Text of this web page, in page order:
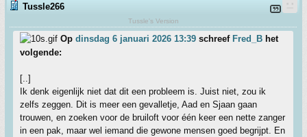
Tussle266
Tussle's Version
Op dinsdag 6 januari 2026 13:39 schreef Fred_B het
volgende:
[..]
Ik denk eigenlijk niet dat dit een probleem is. Juist niet, zou ik
zelfs zeggen. Dit is meer een gevalletje, Aad en Sjaan gaan
trouwen, en zoeken voor de bruiloft voor één keer een nette zanger
in een pak, maar wel iemand die gewone mensen goed begrijpt. En